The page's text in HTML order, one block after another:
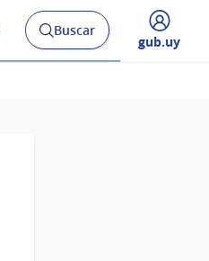
Abrir
buscador
Buscar
Desplegar
gub.uy